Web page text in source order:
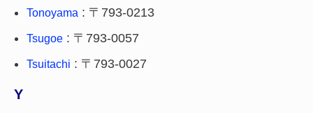
Tonoyama : 〒793-0213
Tsugoe : 〒793-0057
Tsuitachi : 〒793-0027
Y